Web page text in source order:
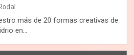
más de 20 formas creativas de
en…